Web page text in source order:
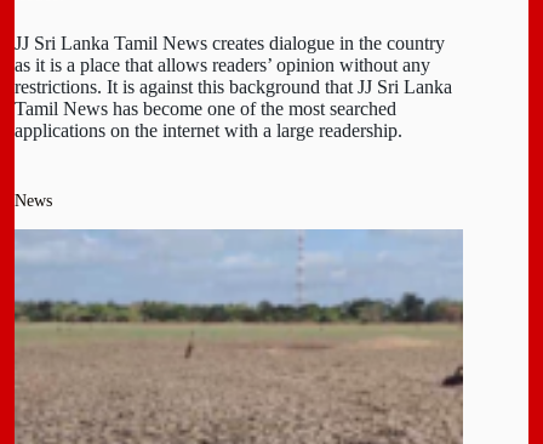
JJ Sri Lanka Tamil News creates dialogue in the country
as it is a place that allows readers’ opinion without any
restrictions. It is against this background that JJ Sri Lanka
Tamil News has become one of the most searched
applications on the internet with a large readership.
News